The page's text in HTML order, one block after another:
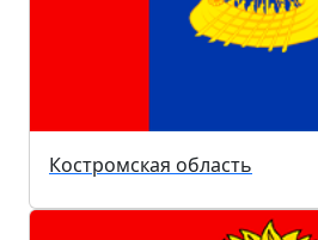
Костромская область